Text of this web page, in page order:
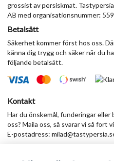
grossist av persiskmat.
AB med organisationsnummer:
Betalsätt
Säkerhet kommer först hos oss.
känna dig trygg och säker när du
följande betalsätt.
Kontakt
Har du önskemål, funderingar eller
oss? Maila oss, så svarar vi så fort
E-postadress: